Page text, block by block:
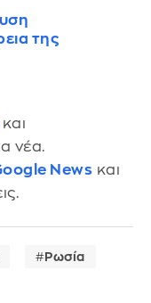
της
και
νέα.
News και
Ρωσία